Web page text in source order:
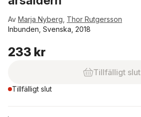
Av Marja Nyberg Thor Rutgersson
Inbunden, Svenska, 2018
233 kr
Tillfälligt slut
Tillfälligt slut